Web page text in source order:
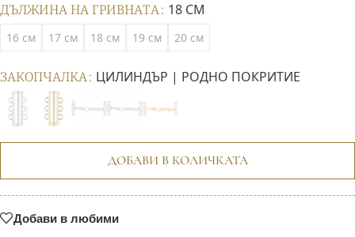
ДЪЛЖИНА НА ГРИВНАТА 18 СМ
16 см 17 см 18 см 19 см 20 см
ЗАКОПЧАЛКА ЦИЛИНДЪР | РОДНО ПОКРИТИЕ
ДОБАВИ В КОЛИЧКАТА
Добави в любими